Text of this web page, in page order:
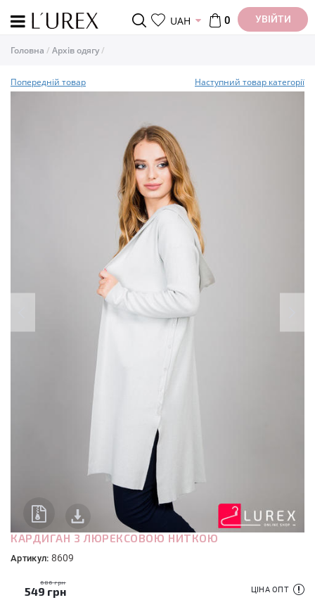
UAH 0 УВІЙТИ
Головна Архів одягу
Попередній товар Наступний товар категорії
КАРДИГАН З ЛЮРЕКСОВОЮ НИТКОЮ
Артикул: 8609
686 грн
549 грн
ЦІНА ОПТ